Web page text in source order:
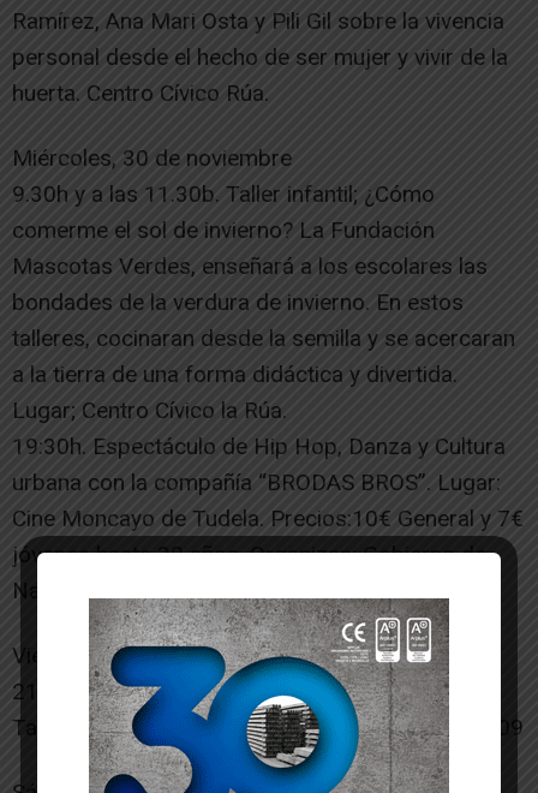
Ramírez, Ana Mari Osta y Pili Gil sobre la vivencia
personal desde el hecho de ser mujer y vivir de la
huerta. Centro Cívico Rúa.
Miércoles, 30 de noviembre
9.30h y a las 11.30b. Taller infantil; ¿Cómo
comerme el sol de invierno? La Fundación
Mascotas Verdes, enseñará a los escolares las
bondades de la verdura de invierno. En estos
talleres, cocinaran desde la semilla y se acercaran
a la tierra de una forma didáctica y divertida.
Lugar; Centro Cívico la Rúa.
19:30h. Espectáculo de Hip Hop, Danza y Cultura
urbana con la compañía “BRODAS BROS”. Lugar:
Cine Moncayo de Tudela. Precios:10€ General y 7€
jóvenes hasta 30 años. Organizan: Gobierno de
Navarra y Ayuntamiento de Tudela
Viernes, 2 de diciembre
21.30h. Cenas en Sociedades Gastronómicas:
Tafureria, Pocico. Para reservas Tlfno: 607444809